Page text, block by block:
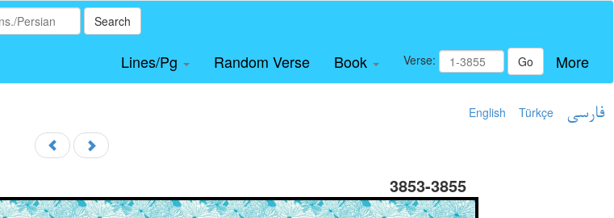
Search
Lines/Pg Random Verse Book Verse: Go More
English Türkçe فارسی
3853-3855